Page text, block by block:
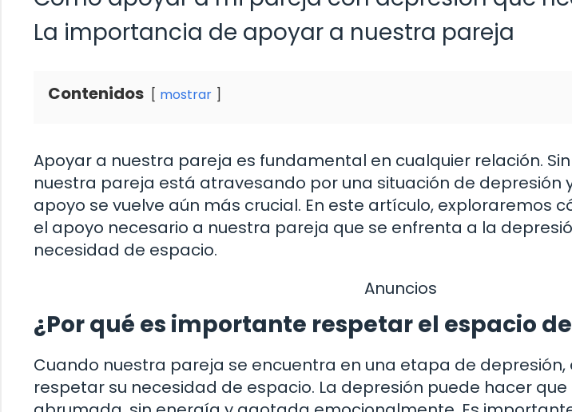
La importancia de apoyar a nuestra pareja
Contenidos mostrar
Apoyar a nuestra pareja es fundamental en cualquier relación.
nuestra pareja está atravesando por una situación de depresión
apoyo se vuelve aún más crucial. En este artículo, exploraremos
el apoyo necesario a nuestra pareja que se enfrenta a la
necesidad de espacio.
Anuncios
¿Por qué es importante respetar el espacio
Cuando nuestra pareja se encuentra en una etapa de
respetar su necesidad de espacio. La depresión puede hacer